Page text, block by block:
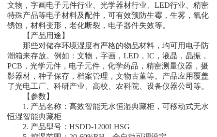
文物，字画电子元件行业、光学器材行业、LED行业、精密
特殊产品等电子材料及配件，可有效预防生霉，生雾，氧化
锈蚀，材料变形，老化断裂，电子器件失效等。
【产品用途】
那些对储存环境湿度有严格的物品材料，均可用电子防
潮箱来存放。例如：文物，字画，LED，IC，液晶，晶振，
PCB，光学元件，电子元件，化学药品，精密测量仪器，摄
影器材，种子保存，档案管理，文物古董等。产品应用覆盖
了光电工厂、科研产业、高校、农科院、设备仪器公司等。
【参数】
1. 产品名称：高效智能无水恒湿典藏柜，可移动式无水
恒湿智能典藏柜
2. 产品型号：HSDD-1200LHSG